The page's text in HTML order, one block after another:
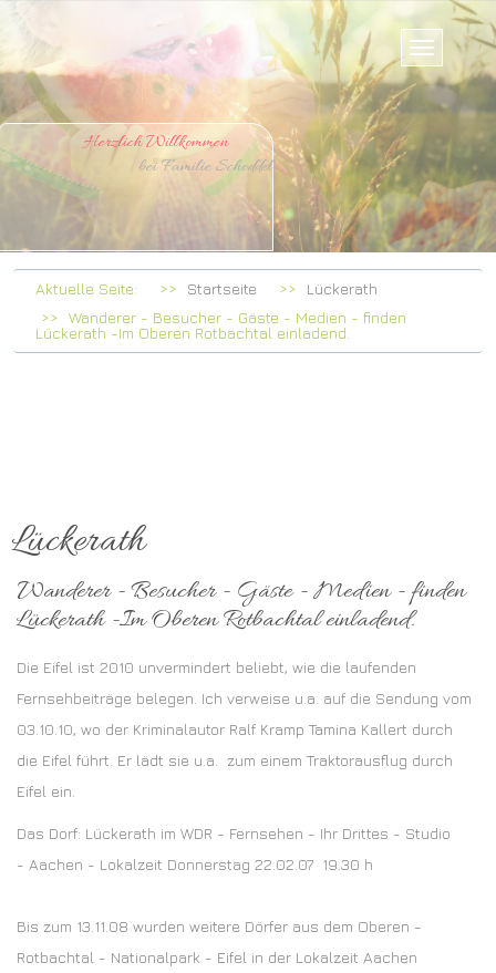
Herzlich Willkommen
Familie Schoddel
Aktuelle Seite: Startseite
Lückerath
Wanderer - Besucher - Gäste - Medien - finden
Lückerath -Im Oberen Rotbachtal einladend.
Lückerath
Wanderer - Besucher - Gäste - Medien - finden
Lückerath -Im Oberen Rotbachtal einladend.
Die Eifel ist 2010 unvermindert beliebt, wie die laufenden
Fernsehbeiträge belegen. Ich verweise u.a. auf die Sendung vom
03.10.10, wo der Kriminalautor Ralf Kramp Tamina Kallert durch
die Eifel führt. Er lädt sie u.a. zum einem Traktorausflug durch
Eifel ein.
Das Dorf: Lückerath im WDR - Fernsehen - Ihr Drittes - Studio
- Aachen - Lokalzeit Donnerstag 22.02.07 19.30 h
Bis zum 13.11.08 wurden weitere Dörfer aus dem Oberen -
Rotbachtal - Nationalpark - Eifel in der Lokalzeit Aachen